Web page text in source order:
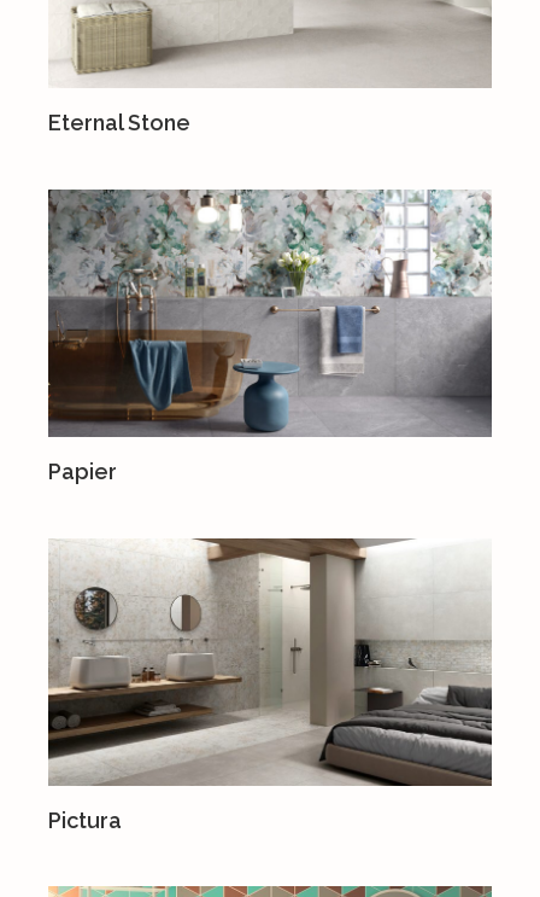
Eternal Stone
Papier
Pictura